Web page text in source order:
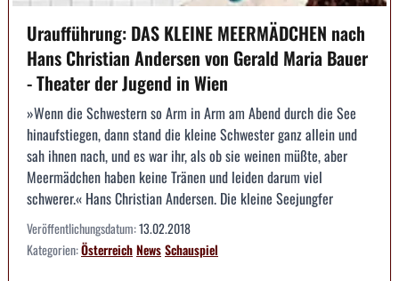
Uraufführung: DAS KLEINE MEERMÄDCHEN nach
Hans Christian Andersen von Gerald Maria Bauer
- Theater der Jugend in Wien
»Wenn die Schwestern so Arm in Arm am Abend durch die See
hinaufstiegen, dann stand die kleine Schwester ganz allein und
sah ihnen nach, und es war ihr, als ob sie weinen müßte, aber
Meermädchen haben keine Tränen und leiden darum viel
schwerer.« Hans Christian Andersen. Die kleine Seejungfer
Veröffentlichungsdatum:13.02.2018
Kategorien:ÖsterreichNewsSchauspiel